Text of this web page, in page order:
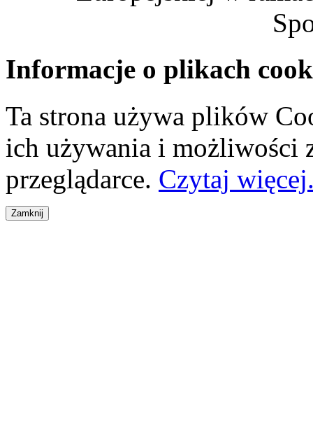
Informacje o plikach
Ta strona używa plików
ich używania i możliwości
przeglądarce. Czytaj